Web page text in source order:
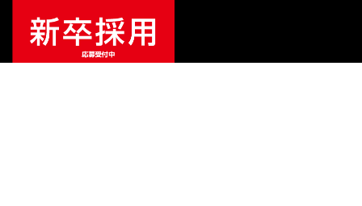
販売価格¥31,680（税込）